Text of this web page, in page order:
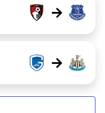
→
→